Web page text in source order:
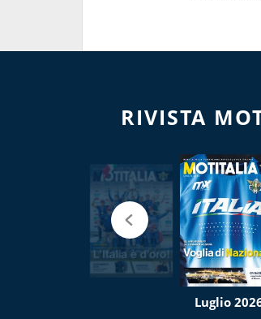
RIVISTA
Luglio